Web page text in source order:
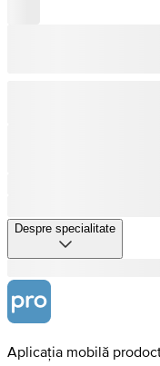
Despre specialitate
Aplicația mobilă